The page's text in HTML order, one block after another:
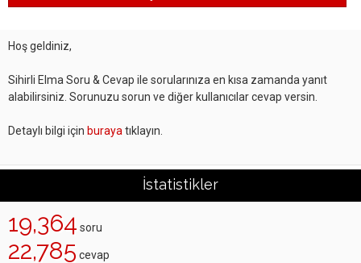
Hoş geldiniz,
Sihirli Elma Soru & Cevap ile sorularınıza en kısa zamanda yanıt
alabilirsiniz. Sorunuzu sorun ve diğer kullanıcılar cevap versin.
Detaylı bilgi için buraya tıklayın.
İstatistikler
19,364 soru
22,785 cevap